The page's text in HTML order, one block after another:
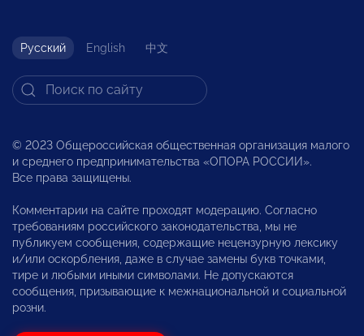
Русский English 中文
© 2023 Общероссийская общественная организация малого
и среднего предпринимательства «ОПОРА РОССИИ».
Все права защищены.
Комментарии на сайте проходят модерацию. Согласно
требованиям российского законодательства, мы не
публикуем сообщения, содержащие нецензурную лексику
и/или оскорбления, даже в случае замены букв точками,
тире и любыми иными символами. Не допускаются
сообщения, призывающие к межнациональной и социальной
розни.